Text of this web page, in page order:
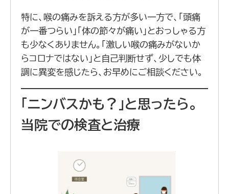
特に、喉の痛みを訴える方が多い一方で、「頭痛
が一番つらい」「体の節々が痛い」とおっしゃる方
も少なくありません。「激しい喉の痛みがないか
らコロナではない」と自己判断せず、少しでも体
調に異変を感じたら、お早めにご相談ください。
「ニンバスかも？」と思ったら。
当院での検査と治療